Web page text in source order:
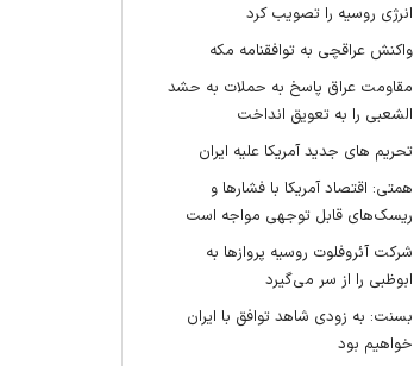
انرژی روسیه را تصویب کرد
واکنش عراقچی به توافقنامه مکه
مقاومت عراق پاسخ به حملات به حشد
الشعبی را به تعویق انداخت
تحریم های جدید آمریکا علیه ایران
همتی: اقتصاد آمریکا با فشارها و
ریسک‌های قابل توجهی مواجه است
شرکت آئروفلوت روسیه پرواز‌ها به
ابوظبی را از سر می‌گیرد
بسنت: به زودی شاهد توافق با ایران
خواهیم بود